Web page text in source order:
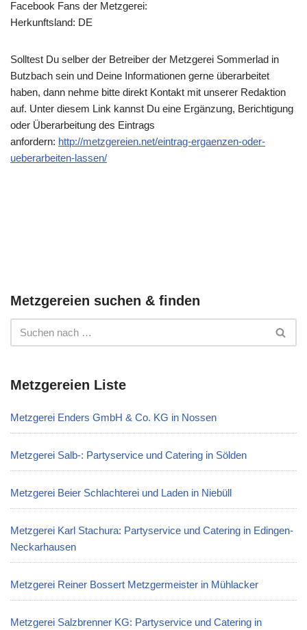
Facebook Fans der Metzgerei:
Herkunftsland: DE
Solltest Du selber der Betreiber der Metzgerei Sommerlad in
Butzbach sein und Deine Informationen gerne überarbeitet
haben, dann nehme bitte direkt Kontakt mit unserer Redaktion
auf. Unter diesem Link kannst Du eine Ergänzung, Berichtigung
oder Überarbeitung des Eintrags
anfordern: http://metzgereien.net/eintrag-ergaenzen-oder-
ueberarbeiten-lassen/
Metzgereien suchen & finden
Metzgereien Liste
Metzgerei Enders GmbH & Co. KG in Nossen
Metzgerei Salb-: Partyservice und Catering in Sölden
Metzgerei Beier Schlachterei und Laden in Niebüll
Metzgerei Karl Stachura: Partyservice und Catering in Edingen-
Neckarhausen
Metzgerei Reiner Bossert Metzgermeister in Mühlacker
Metzgerei Salzbrenner KG: Partyservice und Catering in